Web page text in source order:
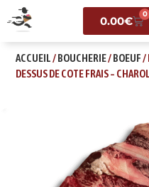
0.00€
0
ACCUEIL/BOUCHERIE/BOEUF/
DESSUS DE COTE FRAIS –